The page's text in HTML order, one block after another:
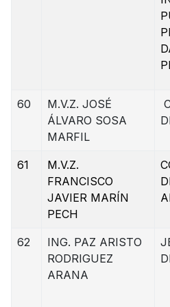
60
M.V.Z. JOSÉ
ÁLVARO SOSA
MARFIL
61
M.V.Z.
FRANCISCO
JAVIER MARÍN
PECH
62
ING. PAZ ARISTO
RODRIGUEZ
ARANA